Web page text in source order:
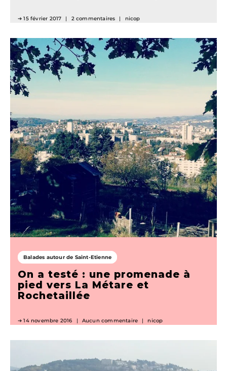
15 février 2017 2 commentaires nicop
Balades autour de Saint-Etienne
On a testé : une promenade à
pied vers La Métare et
Rochetaillée
14 novembre 2016 Aucun commentaire nicop